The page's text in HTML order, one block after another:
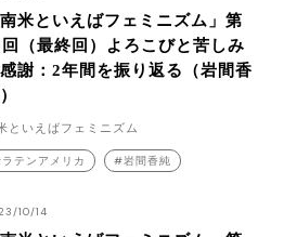
南米といえばフェミニズム」第
（最終回）よろこびと苦しみ
謝：2年間を振り返る（岩間香
といえばフェミニズム
ラテンアメリカ 岩間香純
10/14